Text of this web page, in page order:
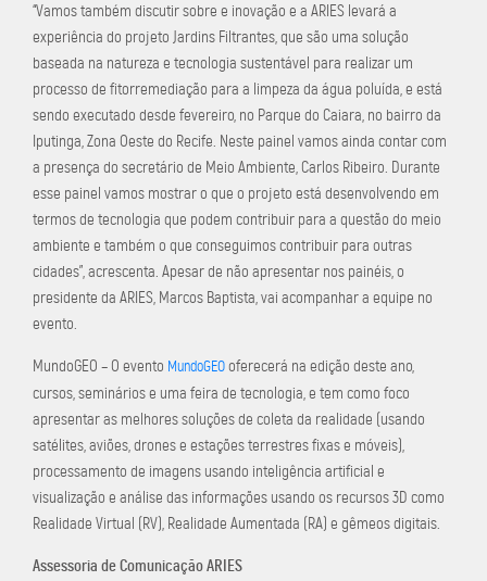
“Vamos também discutir sobre e inovação e a ARIES levará a
experiência do projeto Jardins Filtrantes, que são uma solução
baseada na natureza e tecnologia sustentável para realizar um
processo de fitorremediação para a limpeza da água poluída, e está
sendo executado desde fevereiro, no Parque do Caiara, no bairro da
Iputinga, Zona Oeste do Recife. Neste painel vamos ainda contar com
a presença do secretário de Meio Ambiente, Carlos Ribeiro. Durante
esse painel vamos mostrar o que o projeto está desenvolvendo em
termos de tecnologia que podem contribuir para a questão do meio
ambiente e também o que conseguimos contribuir para outras
cidades”, acrescenta. Apesar de não apresentar nos painéis, o
presidente da ARIES, Marcos Baptista, vai acompanhar a equipe no
evento.
MundoGEO – O evento MundoGEOoferecerá na edição deste ano,
cursos, seminários e uma feira de tecnologia, e tem como foco
apresentar as melhores soluções de coleta da realidade (usando
satélites, aviões, drones e estações terrestres fixas e móveis),
processamento de imagens usando inteligência artificial e
visualização e análise das informações usando os recursos 3D como
Realidade Virtual (RV), Realidade Aumentada (RA) e gêmeos digitais.
Assessoria de Comunicação ARIES